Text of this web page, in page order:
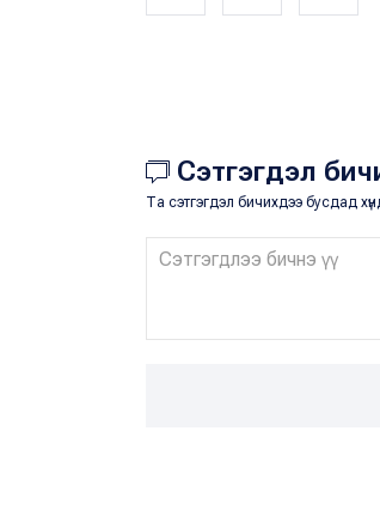
Сэтгэгдэл
Та сэтгэгдэл бичихдээ бусдад